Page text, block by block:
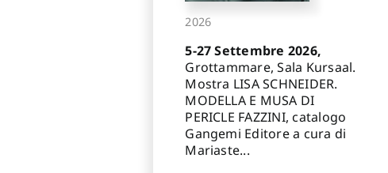
2026
5-27 Settembre 2026,
Grottammare, Sala Kursaal.
Mostra LISA SCHNEIDER.
MODELLA E MUSA DI
PERICLE FAZZINI, catalogo
Gangemi Editore a cura di
Mariaste...